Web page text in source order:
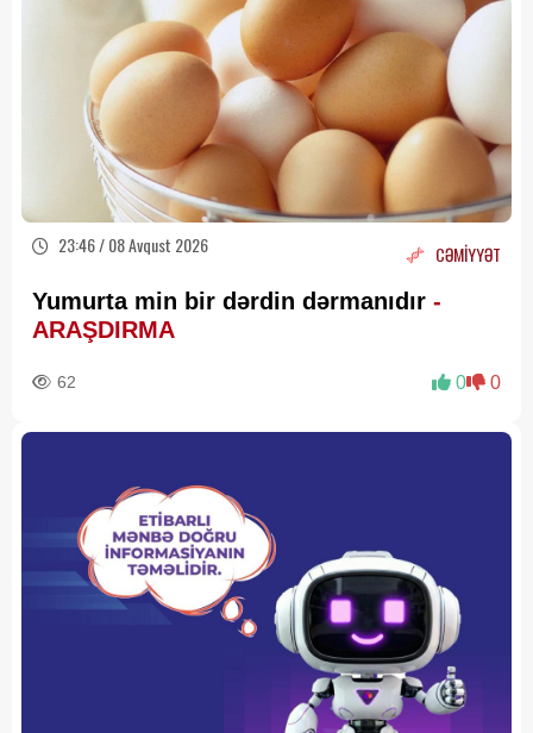
23:46 / 08 Avqust 2026 CƏMİYYƏT
Yumurta min bir dərdin dərmanıdır -
ARAŞDIRMA
62 0 0